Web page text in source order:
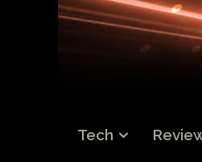
Tech